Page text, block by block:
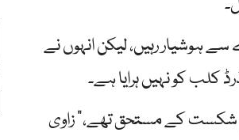
ہوشیار رہیں، لیکن انہوں نے
کلب کو نہیں ہرایا ہے۔
شکست کے مستحق تھے،” زاوی